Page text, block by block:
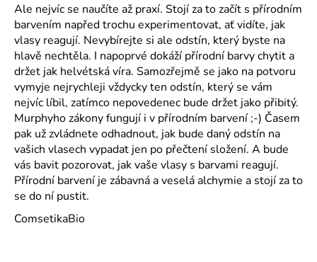
Ale nejvíc se naučíte až praxí. Stojí za to začít s přírodním
barvením napřed trochu experimentovat, ať vidíte, jak
vlasy reagují. Nevybírejte si ale odstín, který byste na
hlavě nechtěla. I napoprvé dokáží přírodní barvy chytit a
držet jak helvétská víra. Samozřejmě se jako na potvoru
vymyje nejrychleji vždycky ten odstín, který se vám
nejvíc líbil, zatímco nepovedenec bude držet jako přibitý.
Murphyho zákony fungují i v přírodním barvení ;-) Časem
pak už zvládnete odhadnout, jak bude daný odstín na
vašich vlasech vypadat jen po přečtení složení. A bude
vás bavit pozorovat, jak vaše vlasy s barvami reagují.
Přírodní barvení je zábavná a veselá alchymie a stojí za to
se do ní pustit.
ComsetikaBio